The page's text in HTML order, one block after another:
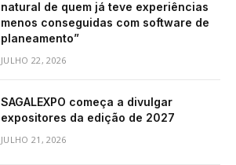
natural de quem já teve experiências
menos conseguidas com software de
planeamento”
JULHO 22, 2026
SAGALEXPO começa a divulgar
expositores da edição de 2027
JULHO 21, 2026